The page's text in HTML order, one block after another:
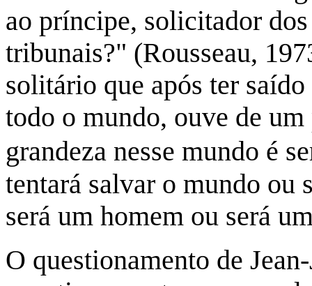
ao príncipe, solicitador
tribunais?" (Rousseau,
solitário que após ter
todo o mundo, ouve de
grandeza nesse mundo é
tentará salvar o mundo ou
será um homem ou será
O questionamento de